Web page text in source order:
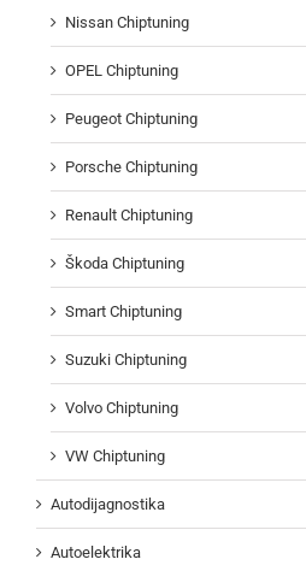
Nissan Chiptuning
OPEL Chiptuning
Peugeot Chiptuning
Porsche Chiptuning
Renault Chiptuning
Škoda Chiptuning
Smart Chiptuning
Suzuki Chiptuning
Volvo Chiptuning
VW Chiptuning
Autodijagnostika
Autoelektrika